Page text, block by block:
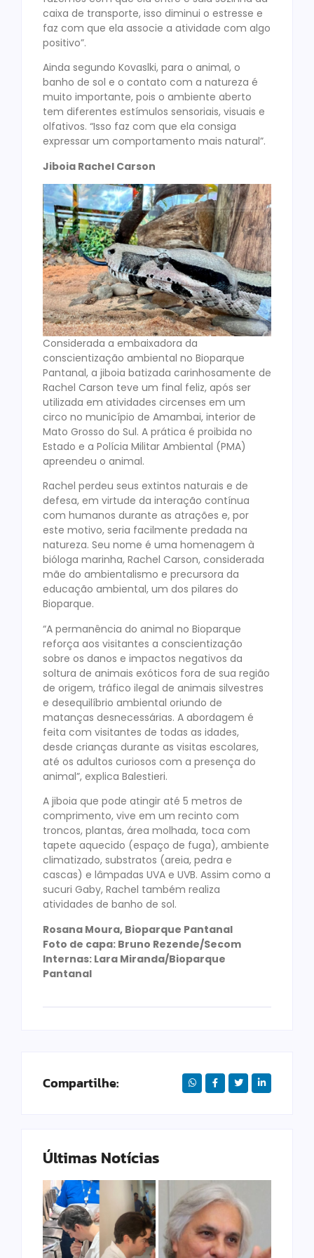
caixa de transporte, isso diminui o estresse e
faz com que ela associe a atividade com algo
positivo”.
Ainda segundo Kovaslki, para o animal, o
banho de sol e o contato com a natureza é
muito importante, pois o ambiente aberto
tem diferentes estímulos sensoriais, visuais e
olfativos. “Isso faz com que ela consiga
expressar um comportamento mais natural”.
Jiboia Rachel Carson
Considerada a embaixadora da
conscientização ambiental no Bioparque
Pantanal, a jiboia batizada carinhosamente de
Rachel Carson teve um final feliz, após ser
utilizada em atividades circenses em um
circo no município de Amambai, interior de
Mato Grosso do Sul. A prática é proibida no
Estado e a Polícia Militar Ambiental (PMA)
apreendeu o animal.
Rachel perdeu seus extintos naturais e de
defesa, em virtude da interação contínua
com humanos durante as atrações e, por
este motivo, seria facilmente predada na
natureza. Seu nome é uma homenagem à
bióloga marinha, Rachel Carson, considerada
mãe do ambientalismo e precursora da
educação ambiental, um dos pilares do
Bioparque.
“A permanência do animal no Bioparque
reforça aos visitantes a conscientização
sobre os danos e impactos negativos da
soltura de animais exóticos fora de sua região
de origem, tráfico ilegal de animais silvestres
e desequilíbrio ambiental oriundo de
matanças desnecessárias. A abordagem é
feita com visitantes de todas as idades,
desde crianças durante as visitas escolares,
até os adultos curiosos com a presença do
animal”, explica Balestieri.
A jiboia que pode atingir até 5 metros de
comprimento, vive em um recinto com
troncos, plantas, área molhada, toca com
tapete aquecido (espaço de fuga), ambiente
climatizado, substratos (areia, pedra e
cascas) e lâmpadas UVA e UVB. Assim como a
sucuri Gaby, Rachel também realiza
atividades de banho de sol.
Rosana Moura, Bioparque Pantanal
Foto de capa: Bruno Rezende/Secom
Internas: Lara Miranda/Bioparque
Pantanal
Compartilhe:
Últimas Notícias